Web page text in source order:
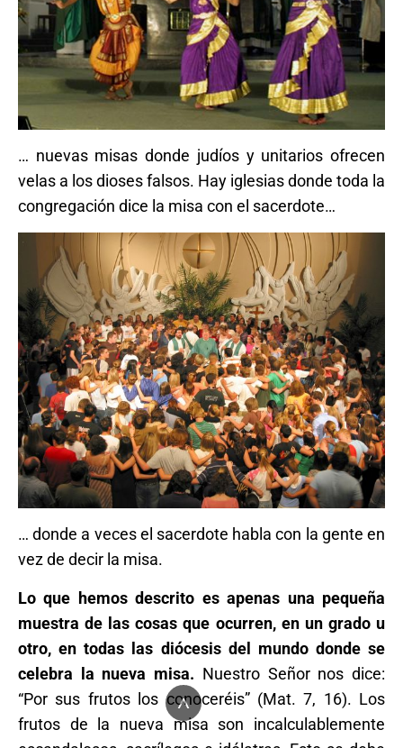
… nuevas misas donde judíos y unitarios ofrecen
velas a los dioses falsos. Hay iglesias donde toda la
congregación dice la misa con el sacerdote…
… donde a veces el sacerdote habla con la gente en
vez de decir la misa.
Lo que hemos descrito es apenas una pequeña
muestra de las cosas que ocurren, en un grado u
otro, en todas las diócesis del mundo donde se
celebra la nueva misa. Nuestro Señor nos dice:
“Por sus frutos los conoceréis” (Mat. 7, 16). Los
frutos de la nueva misa son incalculablemente
^